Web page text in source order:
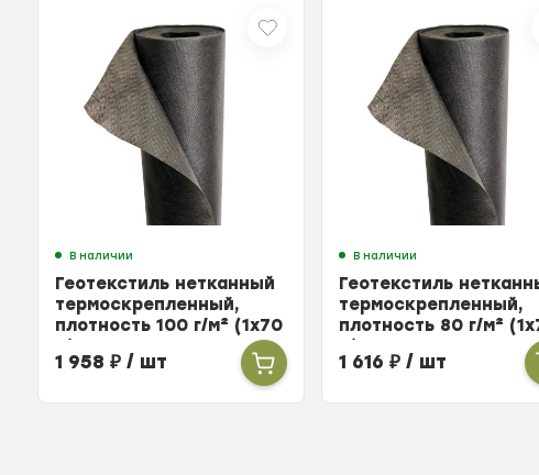
В наличии
Геотекстиль нетканный
термоскрепленный,
плотность 100 г/м² (1х70
м)
1 958₽ / шт
В наличии
Геотекстиль
термоскрепленный,
плотность 80 г/м²
м)
1 616₽ / шт